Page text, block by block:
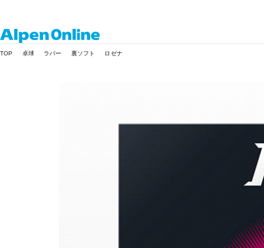
Online
TOP 卓球 ラバー 裏ソフト ロゼナ